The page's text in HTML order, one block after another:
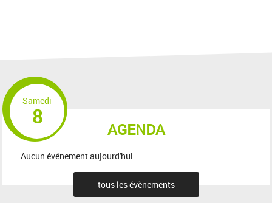
AGENDA
Samedi
8
Aucun événement aujourd'hui
tous les évènements